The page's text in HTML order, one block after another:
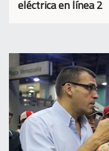
eléctrica en línea 2